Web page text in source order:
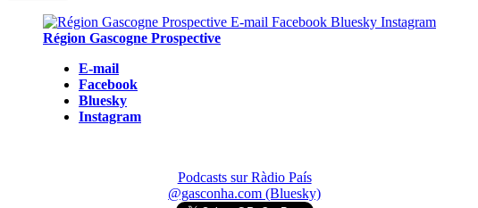
Région Gascogne Prospective
E-mail
Facebook
Bluesky
Instagram
Podcasts sur Ràdio País
@gasconha.com (Bluesky)